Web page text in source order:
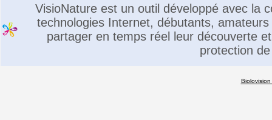
VisioNature est un outil développé avec la
technologies Internet, débutants,
partager en temps réel leur découverte
protection
Biolovision